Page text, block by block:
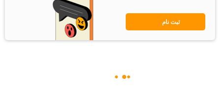
ثبت نام